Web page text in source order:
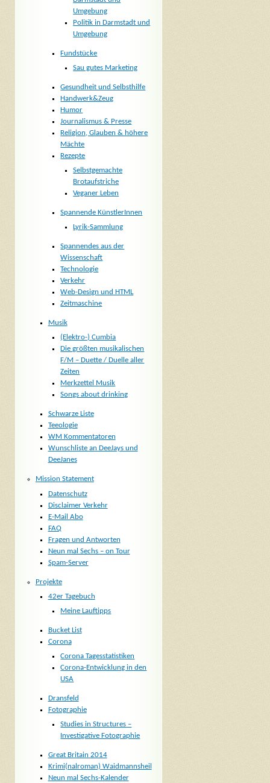
Umgebung
Politik in Darmstadt und
Umgebung
Fundstücke
Sau gutes Marketing
Gesundheit und Selbsthilfe
Handwerk&Zeug
Humor
Journalismus & Presse
Religion, Glauben & höhere
Mächte
Rezepte
Selbstgemachte
Brotaufstriche
Veganer Leben
Spannende KünstlerInnen
Lyrik-Sammlung
Spannendes aus der
Wissenschaft
Technologie
Verkehr
Web-Design und HTML
Zeitmaschine
Musik
(Elektro-) Cumbia
Die größten musikalischen
F/M – Duette / Duelle aller
Zeiten
Merkzettel Musik
Songs about drinking
Schwarze Liste
Teeologie
WM Kommentatoren
Wunschliste an DeeJays und
DeeJanes
Mission Statement
Datenschutz
Disclaimer Verkehr
E-Mail Abo
FAQ
Fragen und Antworten
Neun mal Sechs – on Tour
Spam-Server
Projekte
42er Tagebuch
Meine Lauftipps
Bucket List
Corona
Corona Tagesstatistiken
Corona-Entwicklung in den
USA
Dransfeld
Fotographie
Studies in Structures –
Investigative Fotographie
Great Britain 2014
Krimi(nalroman) Waidmannsheil
Neun mal Sechs-Kalender